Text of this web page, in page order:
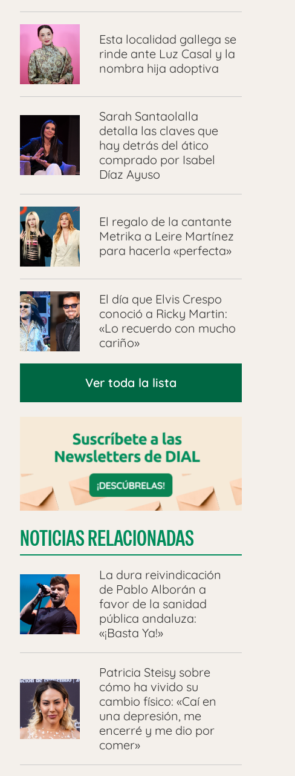
Esta localidad gallega se
rinde ante Luz Casal y la
nombra hija adoptiva
Sarah Santaolalla
detalla las claves que
hay detrás del ático
comprado por Isabel
Díaz Ayuso
El regalo de la cantante
Metrika a Leire Martínez
para hacerla «perfecta»
El día que Elvis Crespo
conoció a Ricky Martin:
«Lo recuerdo con mucho
cariño»
Ver toda la lista
NOTICIAS RELACIONADAS
La dura reivindicación
de Pablo Alborán a
favor de la sanidad
pública andaluza:
«¡Basta Ya!»
Patricia Steisy sobre
cómo ha vivido su
cambio físico: «Caí en
una depresión, me
encerré y me dio por
comer»